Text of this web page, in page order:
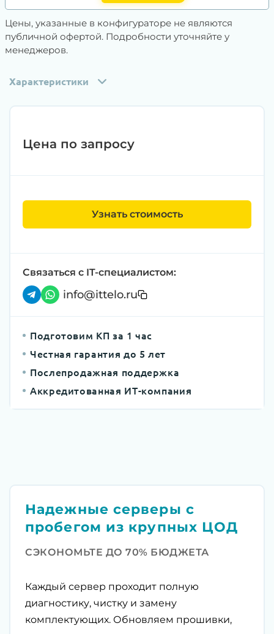
Цены, указанные в конфигураторе не являются
публичной офертой. Подробности уточняйте у
менеджеров.
Характеристики
Цена по запросу
Узнать стоимость
Связаться с IT-специалистом:
info@ittelo.ru
Подготовим КП за 1 час
Честная гарантия до 5 лет
Послепродажная поддержка
Аккредитованная ИТ-компания
Надежные серверы с
пробегом из крупных ЦОД
СЭКОНОМЬТЕ ДО 70% БЮДЖЕТА
Каждый сервер проходит полную
диагностику, чистку и замену
комплектующих. Обновляем прошивки,